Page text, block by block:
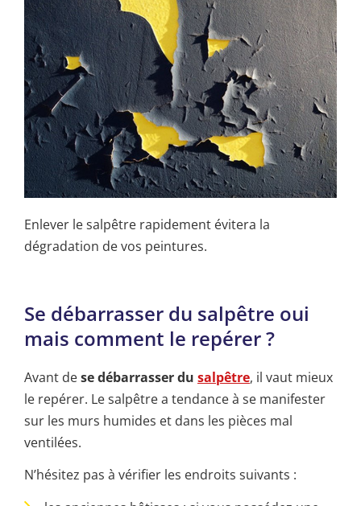
Enlever le salpêtre rapidement évitera la
dégradation de vos peintures.
Se débarrasser du salpêtre oui
mais comment le repérer ?
Avant dese débarrasser du salpêtre, il vaut mieux
le repérer. Le salpêtre a tendance à se manifester
sur les murs humides et dans les pièces mal
ventilées.
N’hésitez pas à vérifier les endroits suivants :